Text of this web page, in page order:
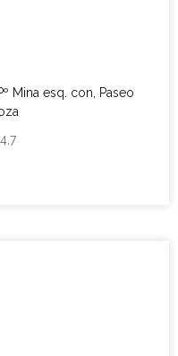
Mina esq. con, Paseo